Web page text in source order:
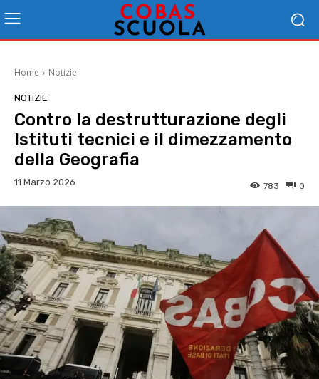
Home Notizie
NOTIZIE
Contro la destrutturazione degli
Istituti tecnici e il dimezzamento
della Geografia
11 Marzo 2026 0
783